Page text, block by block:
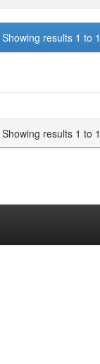
Showing results 1 to
Showing results 1 to